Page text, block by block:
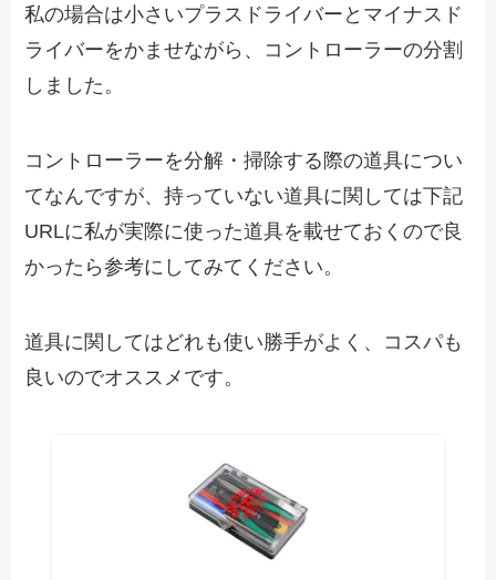
私の場合は小さいプラスドライバーとマイナスド
ライバーをかませながら、コントローラーの分割
しました。
コントローラーを分解・掃除する際の道具につい
てなんですが、持っていない道具に関しては下記
URLに私が実際に使った道具を載せておくので良
かったら参考にしてみてください。
道具に関してはどれも使い勝手がよく、コスパも
良いのでオススメです。